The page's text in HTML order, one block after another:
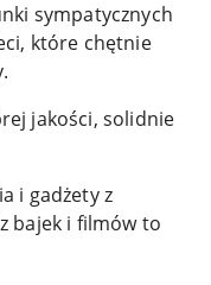
sympatycznych
które chętnie
jakości, solidnie
i gadżety z
bajek i filmów to